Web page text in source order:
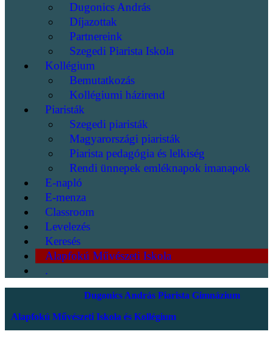
Dugonics András
Díjazottak
Partnereink
Szegedi Piarista Iskola
Kollégium
Bemutatkozás
Kollégiumi házirend
Piaristák
Szegedi piaristák
Magyarországi piaristák
Piarista pedagógia és lelkiség
Rendi ünnepek emléknapok imanapok
E-napló
E-menza
Classroom
Levelezés
Keresés
Alapfokú Művészeti Iskola
.
Dugonics András Piarista Gimnázium
Alapfokú Művészeti Iskola és Kollégium